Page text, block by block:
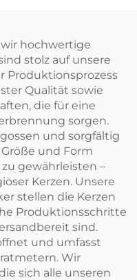
hochwertige
stolz auf unsere
Produktionsprozess
Qualität sowie
die für eine
sorgen.
und sorgfältig
und Form
gewährleisten –
Kerzen. Unsere
stellen die Kerzen
Produktionsschritte
sind.
und umfasst
Wir
sich alle unseren